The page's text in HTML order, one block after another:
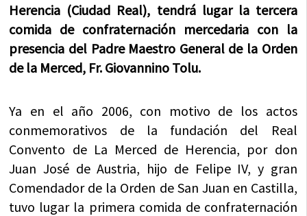
Herencia (Ciudad Real), tendrá lugar la tercera
comida de confraternación mercedaria con la
presencia del Padre Maestro General de la Orden
de la Merced, Fr. Giovannino Tolu.
Ya en el año 2006, con motivo de los actos
conmemorativos de la fundación del Real
Convento de La Merced de Herencia, por don
Juan José de Austria, hijo de Felipe IV, y gran
Comendador de la Orden de San Juan en Castilla,
tuvo lugar la primera comida de confraternación